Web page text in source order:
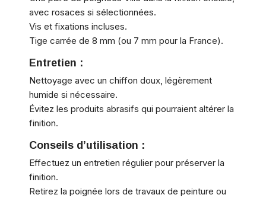
avec rosaces si sélectionnées.
Vis et fixations incluses.
Tige carrée de 8 mm (ou 7 mm pour la France).
Entretien :
Nettoyage avec un chiffon doux, légèrement
humide si nécessaire.
Évitez les produits abrasifs qui pourraient altérer la
finition.
Conseils d’utilisation :
Effectuez un entretien régulier pour préserver la
finition.
Retirez la poignée lors de travaux de peinture ou